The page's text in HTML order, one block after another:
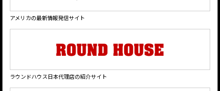
アメリカの最新情報発信サイト
ラウンドハウス日本代理店の紹介サイト